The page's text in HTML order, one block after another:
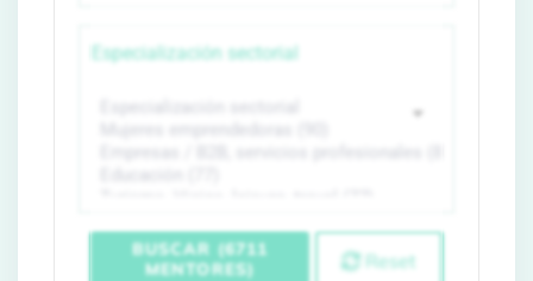
Especialización sectorial
BUSCAR (6711
MENTORES)
Reset